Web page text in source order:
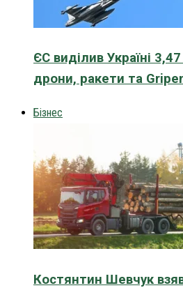
ЄС виділив Україні
дрони, ракети та
Бізнес
Костянтин Шевчук